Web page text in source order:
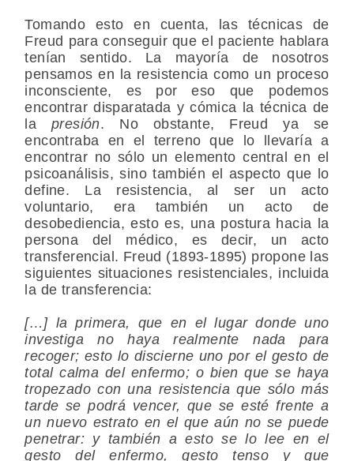
Tomando esto en cuenta, las técnicas de
Freud para conseguir que el paciente hablara
tenían sentido. La mayoría de nosotros
pensamos en la resistencia como un proceso
inconsciente, es por eso que podemos
encontrar disparatada y cómica la técnica de
lapresión. No obstante, Freud ya se
encontraba en el terreno que lo llevaría a
encontrar no sólo un elemento central en el
psicoanálisis, sino también el aspecto que lo
define. La resistencia, al ser un acto
voluntario, era también un acto de
desobediencia, esto es, una postura hacia la
persona del médico, es decir, un acto
transferencial. Freud (1893-1895) propone las
siguientes situaciones resistenciales, incluida
la de transferencia:
[…] laprimera, que en el lugar donde uno
investiga no haya realmente nada para
recoger; esto lo discierne uno por el gesto de
total calma del enfermo; o bien que se haya
tropezado con una resistencia que sólo más
tarde se podrá vencer, que se esté frente a
un nuevo estrato en el que aún no se puede
penetrar: y también a esto se lo lee en el
gesto del enfermo, gesto tenso y que